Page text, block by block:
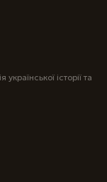
історії та